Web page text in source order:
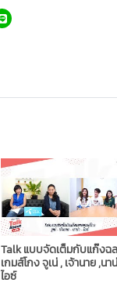
Talk แบบจัดเต็มกับแก๊งฉ
เกมส์โกง จูเน่ , เจ้านาย ,นา
ไอซ์